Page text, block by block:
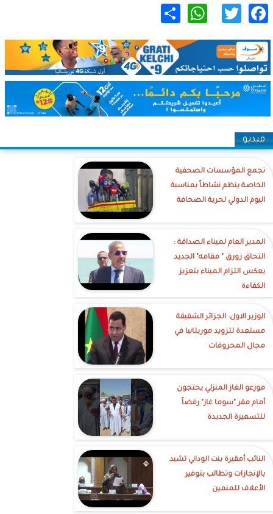
Facebook
Twitter
WhatsApp
فيديو
تجمع المؤسسات الصحفية
الخاصة ينظم نشاطاً بمناسبة
اليوم الدولي لحرية الصحافة
‎المدير العام لميناء الصداقة :
التحاق زورق " مقامه" الجديد
يعكس التزام الميناء بتعزيز
الكفاءة
الوزير الاول: الجزائر الشقيقة
مستعدة لتزويد موريتانيا في
مجال المحروقات
موزعو الغاز المنزلي يحتجون
أمام مقر "سوما غاز" رفضاً
للتسعيرة الجديدة
النائب أمقيرة بنت الوداني تشيد
بالإنجازات وتطالب بتوفير
الأعلاف للمنمين